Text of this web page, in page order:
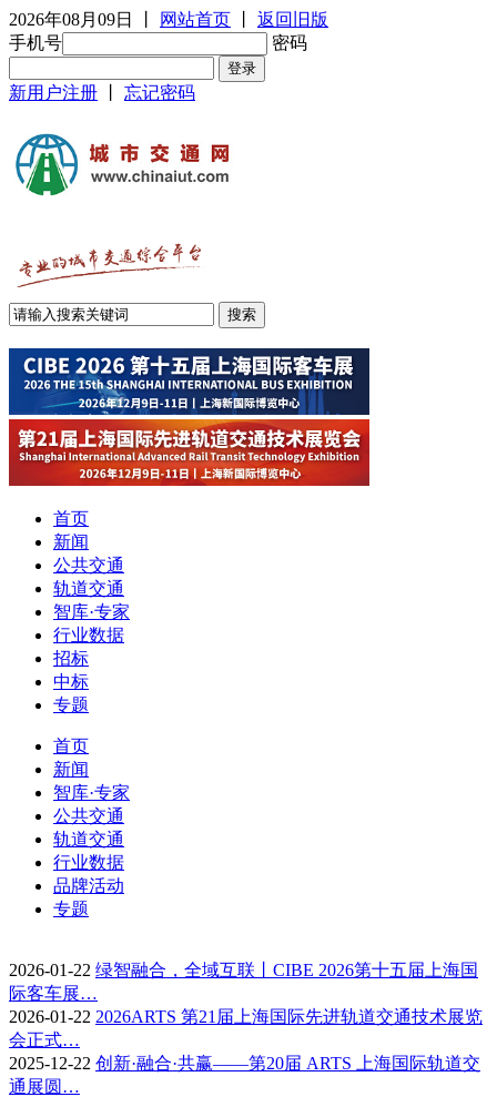
2026年08月09日 网站首页
返回旧版
手机号
密码
新用户注册 忘记密码
首页
新闻
公共交通
轨道交通
智库·专家
行业数据
招标
中标
专题
首页
新闻
智库·专家
公共交通
轨道交通
行业数据
品牌活动
专题
2026-01-22 绿智融合，全域互联丨CIBE 2026第十五届上海国
际客车展…
2026-01-22 2026ARTS 第21届上海国际先进轨道交通技术展览
会正式…
2025-12-22 创新·融合·共赢——第20届 ARTS 上海国际轨道交
通展圆…